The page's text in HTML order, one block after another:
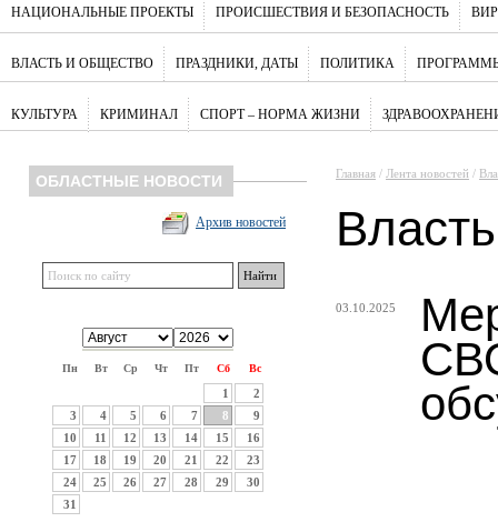
НАЦИОНАЛЬНЫЕ ПРОЕКТЫ ПРОИСШЕСТВИЯ И БЕЗОПАСНОСТЬ
ВЛАСТЬ И ОБЩЕСТВО ПРАЗДНИКИ, ДАТЫ ПОЛИТИКА
КУЛЬТУРА КРИМИНАЛ СПОРТ – НОРМА ЖИЗНИ
ОБЛАСТНЫЕ НОВОСТИ
Архив новостей
Пн Вт Ср Чт Пт Сб Вс
1
2
3
4 5 6 7 8
9
10
11 12 13 14 15
16
17
18 19 20 21 22
23
24
25 26 27 28 29
30
31
Главная / Лента новостей /
03.10.2025